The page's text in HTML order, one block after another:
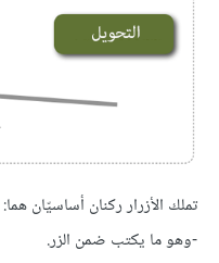
-وهو ما يكتب ضمن الزر.